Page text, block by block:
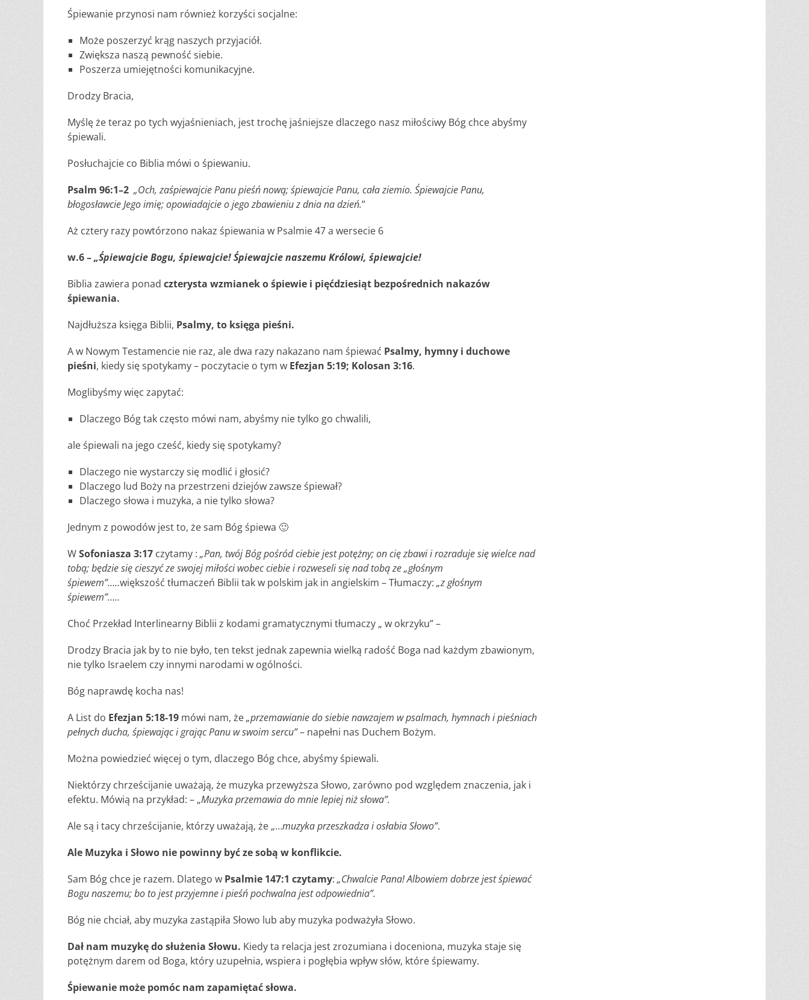
Śpiewanie przynosi nam również korzyści socjalne:
Może poszerzyć krąg naszych przyjaciół.
Zwiększa naszą pewność siebie.
Poszerza umiejętności komunikacyjne.
Drodzy Bracia,
Myślę że teraz po tych wyjaśnieniach, jest trochę jaśniejsze dlaczego nasz miłościwy Bóg chce abyśmy
śpiewali.
Posłuchajcie co Biblia mówi o śpiewaniu.
Psalm 96:1–2 „Och, zaśpiewajcie Panu pieśń nową; śpiewajcie Panu, cała ziemio. Śpiewajcie Panu,
błogosławcie Jego imię; opowiadajcie o jego zbawieniu z dnia na dzień.”
Aż cztery razy powtórzono nakaz śpiewania w Psalmie 47 a wersecie 6
w.6 –„ŚpiewajcieBogu, śpiewajcie!Śpiewajcienaszemu Królowi, śpiewajcie!
Biblia zawiera ponad czterysta wzmianek o śpiewie i pięćdziesiąt bezpośrednich nakazów
śpiewania.
Najdłuższa księga Biblii, Psalmy, to księga pieśni.
A w Nowym Testamencie nie raz, ale dwa razy nakazano nam śpiewać Psalmy, hymny i duchowe
pieśni, kiedy się spotykamy – poczytacie o tym w Efezjan 5:19; Kolosan 3:16.
Moglibyśmy więc zapytać:
Dlaczego Bóg tak często mówi nam, abyśmy nie tylko go chwalili,
ale śpiewali na jego cześć, kiedy się spotykamy?
Dlaczego nie wystarczy się modlić i głosić?
Dlaczego lud Boży na przestrzeni dziejów zawsze śpiewał?
Dlaczego słowa i muzyka, a nie tylko słowa?
Jednym z powodów jest to, że sam Bóg śpiewa 🙂
WSofoniasza 3:17 czytamy : „Pan, twój Bóg pośród ciebie jest potężny; on cię zbawi i rozraduje się wielce nad
tobą; będzie się cieszyć ze swojej miłości wobec ciebie i rozweseli się nad tobą ze „głośnym
śpiewem”…..większość tłumaczeń Biblii tak w polskim jak in angielskim – Tłumaczy: „zgłośnym
śpiewem”…..
Choć Przekład Interlinearny Biblii z kodami gramatycznymi tłumaczy „ w okrzyku” –
Drodzy Bracia jak by to nie było, ten tekst jednak zapewnia wielką radość Boga nad każdym zbawionym,
nie tylko Israelem czy innymi narodami w ogólności.
Bóg naprawdę kocha nas!
A List do Efezjan 5:18-19 mówi nam, że„przemawianie do siebie nawzajem w psalmach, hymnach i pieśniach
pełnych ducha, śpiewając i grając Panu w swoim sercu”– napełni nas Duchem Bożym.
Można powiedzieć więcej o tym, dlaczego Bóg chce, abyśmy śpiewali.
Niektórzy chrześcijanie uważają, że muzyka przewyższa Słowo, zarówno pod względem znaczenia, jak i
efektu. Mówią na przykład: – „Muzyka przemawia do mnie lepiej niż słowa”.
Ale są i tacy chrześcijanie, którzy uważają, że „…muzyka przeszkadza i osłabia Słowo”.
Ale Muzyka i Słowo nie powinny być ze sobą w konflikcie.
Sam Bóg chce je razem. Dlatego w Psalmie 147:1 czytamy: „Chwalcie Pana! Albowiem dobrze jest śpiewać
Bogu naszemu; bo to jest przyjemne i pieśń pochwalna jest odpowiednia”.
Bóg nie chciał, aby muzyka zastąpiła Słowo lub aby muzyka podważyła Słowo.
Dał nam muzykę do służenia Słowu. Kiedy ta relacja jest zrozumiana i doceniona, muzyka staje się
potężnym darem od Boga, który uzupełnia, wspiera i pogłębia wpływ słów, które śpiewamy.
Śpiewanie może pomóc nam zapamiętać słowa.